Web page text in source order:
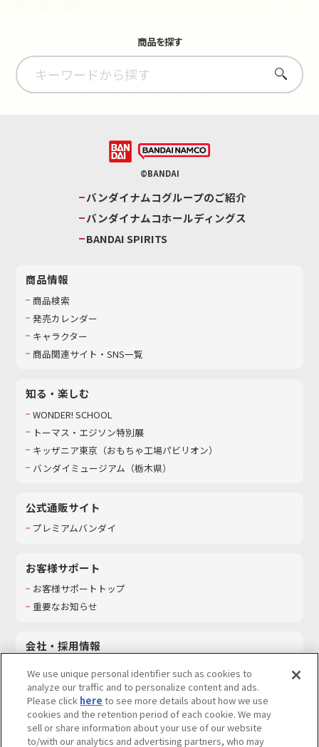
商品を探す
さがす
©BANDAI
バンダイナムコグループのご紹介
バンダイナムコホールディングス
BANDAI SPIRITS
商品情報
商品検索
発売カレンダー
キャラクター
商品関連サイト・SNS一覧
知る・楽しむ
WONDER! SCHOOL
トーマス・エジソン特別展
キッザニア東京（おもちゃ工場パビリオン）​
バンダイミュージアム（栃木県）
公式通販サイト
プレミアムバンダイ
お客様サポート
お客様サポートトップ
重要なお知らせ
会社・採用情報
採用情報
サステナビリティ
お問い合わせ
We use unique personal identifier such as cookies to
analyze our traffic and to personalize content and ads.
Please click here to see more details about how we use
cookies and the retention period of each cookie. We may
sell or share information about your use of our website
to/with our analytics and advertising partners, who may